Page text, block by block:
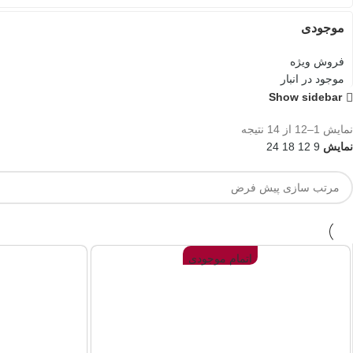
موجودی
فروش ویژه
موجود در انبار
Show sidebar
نمایش 1–12 از 14 نتیجه
نمایش 9
12
18
24
اتمام موجودی